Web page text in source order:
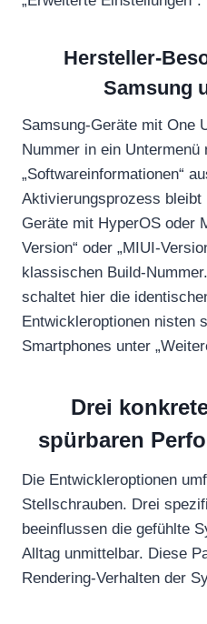
Hersteller-
Samsung
Samsung-Geräte mit One
Nummer in ein Untermenü
„Softwareinformationen“
Aktivierungsprozess
Geräte mit HyperOS oder
Version“ oder „MIUI-
klassischen Build-
schaltet hier die
Entwickleroptionen nisten
Smartphones unter
Drei
spürbaren
Die Entwickleroptionen
Stellschrauben. Drei
beeinflussen die gefühlte
Alltag unmittelbar. Diese
Rendering-Verhalten der